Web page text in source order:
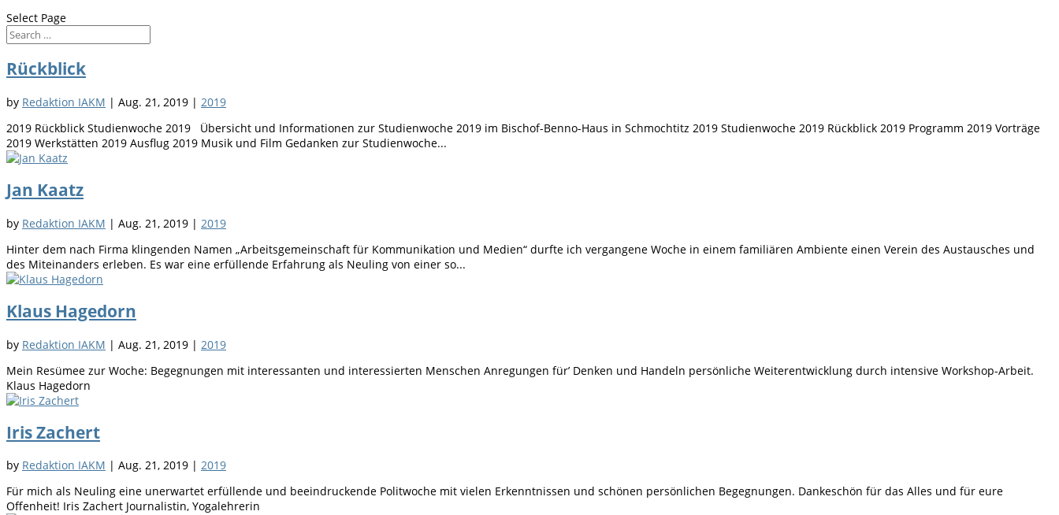
Select Page
Rückblick
by Redaktion IAKM | Aug. 21, 2019 | 2019
2019 Rückblick Studienwoche 2019 Übersicht und Informationen zur Studienwoche 2019 im Bischof-Benno-Haus in Schmochtitz 2019 Studienwoche 2019 Rückblick 2019 Programm 2019 Vorträge
2019 Werkstätten 2019 Ausflug 2019 Musik und Film Gedanken zur Studienwoche...
Jan Kaatz
by Redaktion IAKM | Aug. 21, 2019 | 2019
Hinter dem nach Firma klingenden Namen „Arbeitsgemeinschaft für Kommunikation und Medien“ durfte ich vergangene Woche in einem familiären Ambiente einen Verein des Austausches und
des Miteinanders erleben. Es war eine erfüllende Erfahrung als Neuling von einer so...
Klaus Hagedorn
by Redaktion IAKM | Aug. 21, 2019 | 2019
Mein Resümee zur Woche: Begegnungen mit interessanten und interessierten Menschen Anregungen für’ Denken und Handeln persönliche Weiterentwicklung durch intensive Workshop-Arbeit.
Klaus Hagedorn
Iris Zachert
by Redaktion IAKM | Aug. 21, 2019 | 2019
Für mich als Neuling eine unerwartet erfüllende und beeindruckende Politwoche mit vielen Erkenntnissen und schönen persönlichen Begegnungen. Dankeschön für das Alles und für eure
Offenheit! Iris Zachert Journalistin, Yogalehrerin